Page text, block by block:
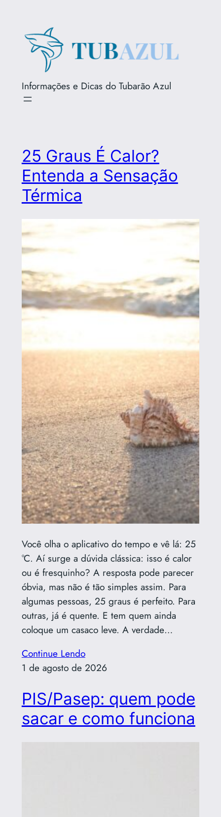
conteúdo
Informações e Dicas do Tubarão Azul
25 Graus É Calor?
Entenda a Sensação
Térmica
Você olha o aplicativo do tempo e vê lá: 25
°C. Aí surge a dúvida clássica: isso é calor
ou é fresquinho? A resposta pode parecer
óbvia, mas não é tão simples assim. Para
algumas pessoas, 25 graus é perfeito. Para
outras, já é quente. E tem quem ainda
coloque um casaco leve. A verdade…
Continue Lendo
1 de agosto de 2026
PIS/Pasep: quem pode
sacar e como funciona